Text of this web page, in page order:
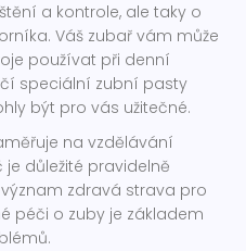
a kontrole, ale taky o
Váš zubař vám může
používat při denní
speciální zubní pasty
být pro vás užitečné.
na vzdělávání
je důležité pravidelně
zdravá strava pro
péči o zuby je základem